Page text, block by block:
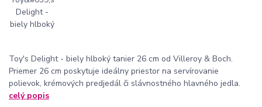
Toy's Delight - biely hlboký tanier 26 cm od Villeroy & Boch.
Priemer 26 cm poskytuje ideálny priestor na servírovanie
polievok, krémových predjedál či slávnostného hlavného jedla.
celý popis